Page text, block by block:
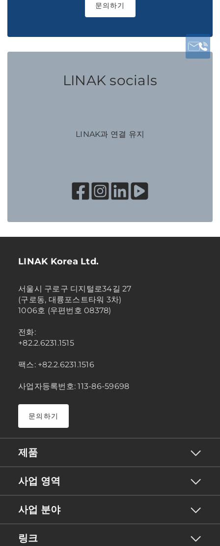
문의하기
LINAK socials
LINAK과 연결 유지
LINAK Korea Ltd.
서울시 구로구 디지털로34길 27
(구로동, 대륭포스트타워 3차)
1006호 (우편번호 08378)
전화:
+82.2.6231.1515
팩스: +82.2.6231.1516
사업자등록번호: 113-86-59698
문의하기
제품
사업 영역
사업 분야
링크